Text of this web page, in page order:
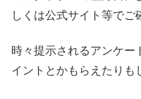
しくは公式サイト等でご
時々提示されるアンケー
イントとかもらえたりも